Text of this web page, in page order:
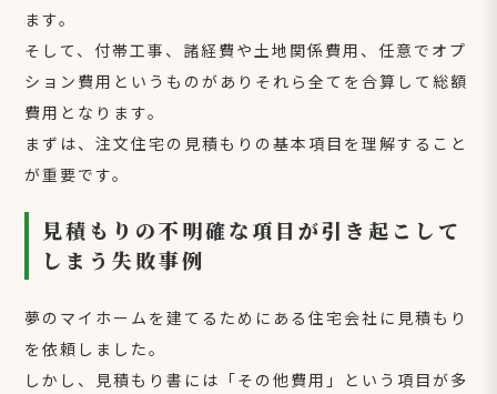
ます。
そして、付帯工事、諸経費や土地関係費用、任意でオプ
ション費用というものがありそれら全てを合算して総額
費用となります。
まずは、注文住宅の見積もりの基本項目を理解すること
が重要です。
見積もりの不明確な項目が引き起こして
しまう失敗事例
夢のマイホームを建てるためにある住宅会社に見積もり
を依頼しました。
しかし、見積もり書には「その他費用」という項目が多